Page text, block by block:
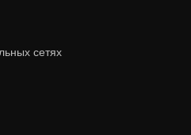
сетях